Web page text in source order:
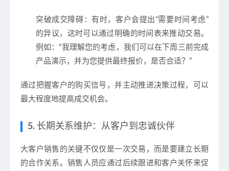
突破成交障碍 ：有时，客户会提出“需要时间考虑”
的异议，这时可以通过明确的时间表来推动交易。
例如：“我理解您的考虑，我们可以在下周三前完成
产品演示，并为您提供最终报价，是否合适？”
通过把握客户的购买信号，并主动推进决策过程，可以
最大程度地提高成交机会。
5. 长期关系维护：从客户到忠诚伙伴
大客户销售的关键不仅仅是一次交易，而是要建立长期
的合作关系。销售人员应通过 后续跟进和 客户关怀来促